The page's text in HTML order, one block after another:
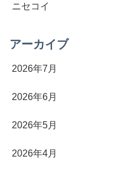
ニセコイ
アーカイブ
2026年7月
2026年6月
2026年5月
2026年4月